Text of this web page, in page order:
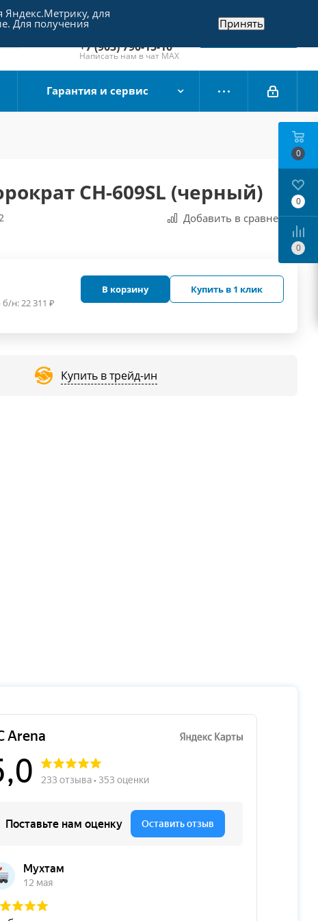
+7 (495) 790-15-10
Отдел продаж
+7 (903) 790-15-10
Написать нам в чат MAX
Заказать звонок
Гарантия и сервис
CH-609SL (черный)
Добавить в сравнения
б/н:22 311 ₽
В корзину Купить в 1 клик
Купить в трейд-ин
0
0
0
Яндекс.Метрику, для
Для получения Принять